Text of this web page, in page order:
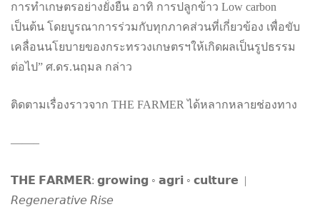
การทำเกษตรอย่างยั่งยืน อาทิ การปลูกข้าว Low carbon
เป็นต้น โดยบูรณาการร่วมกับทุกภาคส่วนที่เกี่ยวข้อง เพื่อขับ
เคลื่อนนโยบายของกระทรวงเกษตรฯให้เกิดผลเป็นรูปธรรม
ต่อไป” ศ.ดร.นฤมล กล่าว
ติดตามเรื่องราวจาก THE FARMER ได้หลากหลายช่องทาง
——–
𝗧𝗛𝗘 𝗙𝗔𝗥𝗠𝗘𝗥: 𝗴𝗿𝗼𝘄𝗶𝗻𝗴 ◦ 𝗮𝗴𝗿𝗶 ◦ 𝗰𝘂𝗹𝘁𝘂𝗿𝗲 |
𝘙𝘦𝘨𝘦𝘯𝘦𝘳𝘢𝘵𝘪𝘷𝘦 𝘙𝘪𝘴𝘦